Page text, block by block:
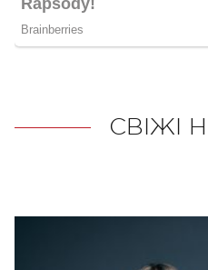
СВІЖІ